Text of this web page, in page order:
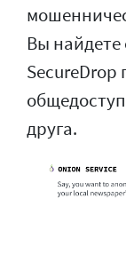
Вы найдете
SecureDrop
друга.